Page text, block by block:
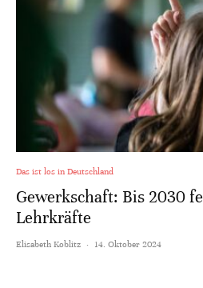
Das ist los in Deutschland
Gewerkschaft: Bis 2030
Lehrkräfte
Elisabeth Koblitz · 14. Oktober 2024